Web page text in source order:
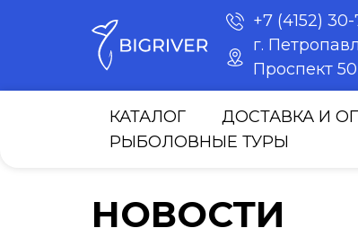
+7 (4152)
г.
Проспект
КАТАЛОГ ДОСТАВКА И
РЫБОЛОВНЫЕ ТУРЫ
НОВОСТИ